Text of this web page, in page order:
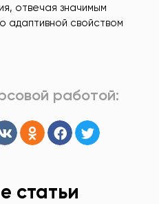
отвечая значимым
адаптивной свойством
работой:
статьи